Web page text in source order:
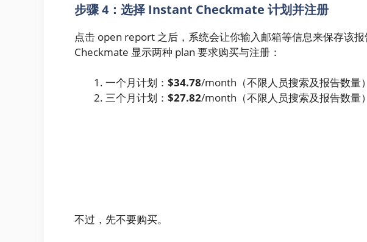
步骤 4：选择 Instant Checkmate 计划并注册
点击 open report 之后，系统会让你输入邮箱等信息来保存该
Checkmate 显示两种 plan 要求购买与注册：
一个月计划： $34.78/month（不限人员搜索及报告数量）
三个月计划： $27.82/month（不限人员搜索及报告数量）
不过，先不要购买。